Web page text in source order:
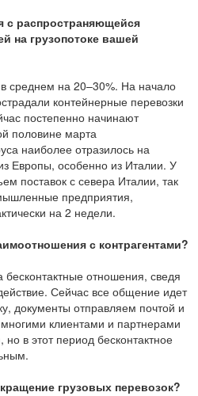
с распространяющейся
на грузопотоке вашей
среднем на 20–30%. На начало
контейнерные перевозки
постепенно начинают
половине марта
наиболее отразилось на
Европы, особенно из Италии. У
поставок с севера Италии, так
предприятия,
на 2 недели.
с контрагентами?
отношения, сведя
Сейчас все общение идет
документы отправляем почтой и
клиентами и партнерами
в этот период бесконтактное
грузовых перевозок?